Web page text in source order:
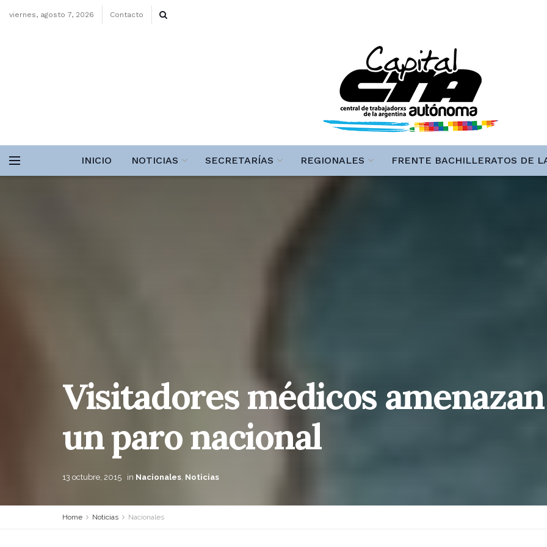
viernes, agosto 7, 2026 Contacto
INICIO NOTICIAS SECRETARÍAS REGIONALES FRENTE BACHILLERATOS DE
Visitadores médicos
un paro nacional
13 octubre, 2015 in Nacionales, Noticias
Home Noticias Nacionales